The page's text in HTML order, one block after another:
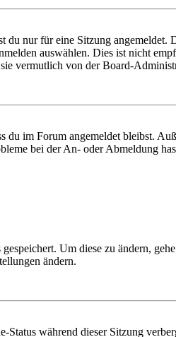
nur für eine Sitzung angemeldet.
auswählen. Dies ist nicht
vermutlich von der Board-
im Forum angemeldet bleibst.
bei der An- oder Abmeldung
Um diese zu ändern,
ändern.
während dieser Sitzung